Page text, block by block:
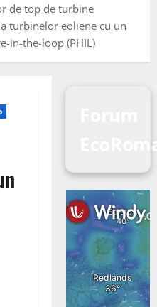
de top de turbine
turbinelor eoliene cu un
in-the-loop (PHIL)